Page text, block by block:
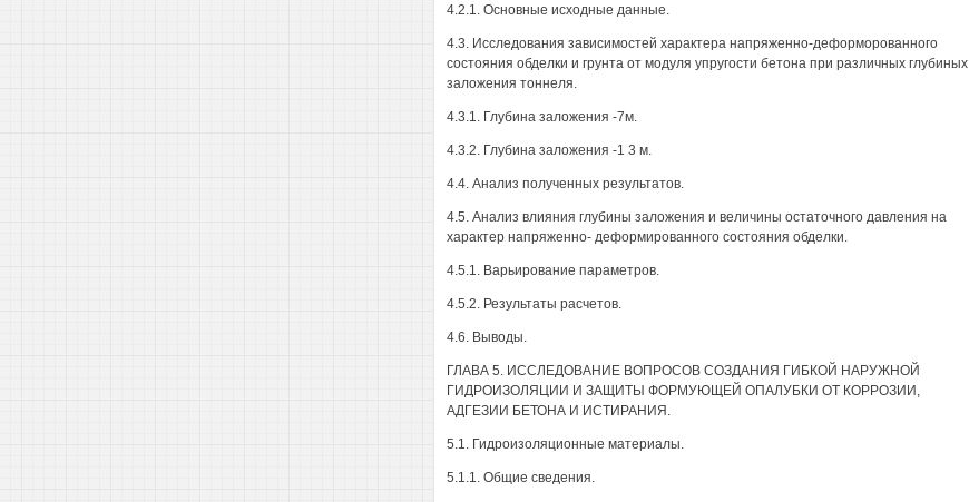
4.2.1. Основные исходные данные.
4.3. Исследования зависимостей характера напряженно-деформорованного
состояния обделки и грунта от модуля упругости бетона при различных глубиных
заложения тоннеля.
4.3.1. Глубина заложения -7м.
4.3.2. Глубина заложения -1 3 м.
4.4. Анализ полученных результатов.
4.5. Анализ влияния глубины заложения и величины остаточного давления на
характер напряженно- деформированного состояния обделки.
4.5.1. Варьирование параметров.
4.5.2. Результаты расчетов.
4.6. Выводы.
ГЛАВА 5. ИССЛЕДОВАНИЕ ВОПРОСОВ СОЗДАНИЯ ГИБКОЙ НАРУЖНОЙ
ГИДРОИЗОЛЯЦИИ И ЗАЩИТЫ ФОРМУЮЩЕЙ ОПАЛУБКИ ОТ КОРРОЗИИ,
АДГЕЗИИ БЕТОНА И ИСТИРАНИЯ.
5.1. Гидроизоляционные материалы.
5.1.1. Общие сведения.